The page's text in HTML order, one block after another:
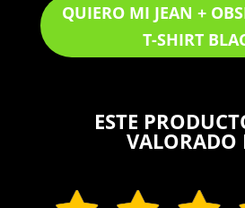
QUIERO MI JEAN +
T-SHIRT
ESTE
VALORADO